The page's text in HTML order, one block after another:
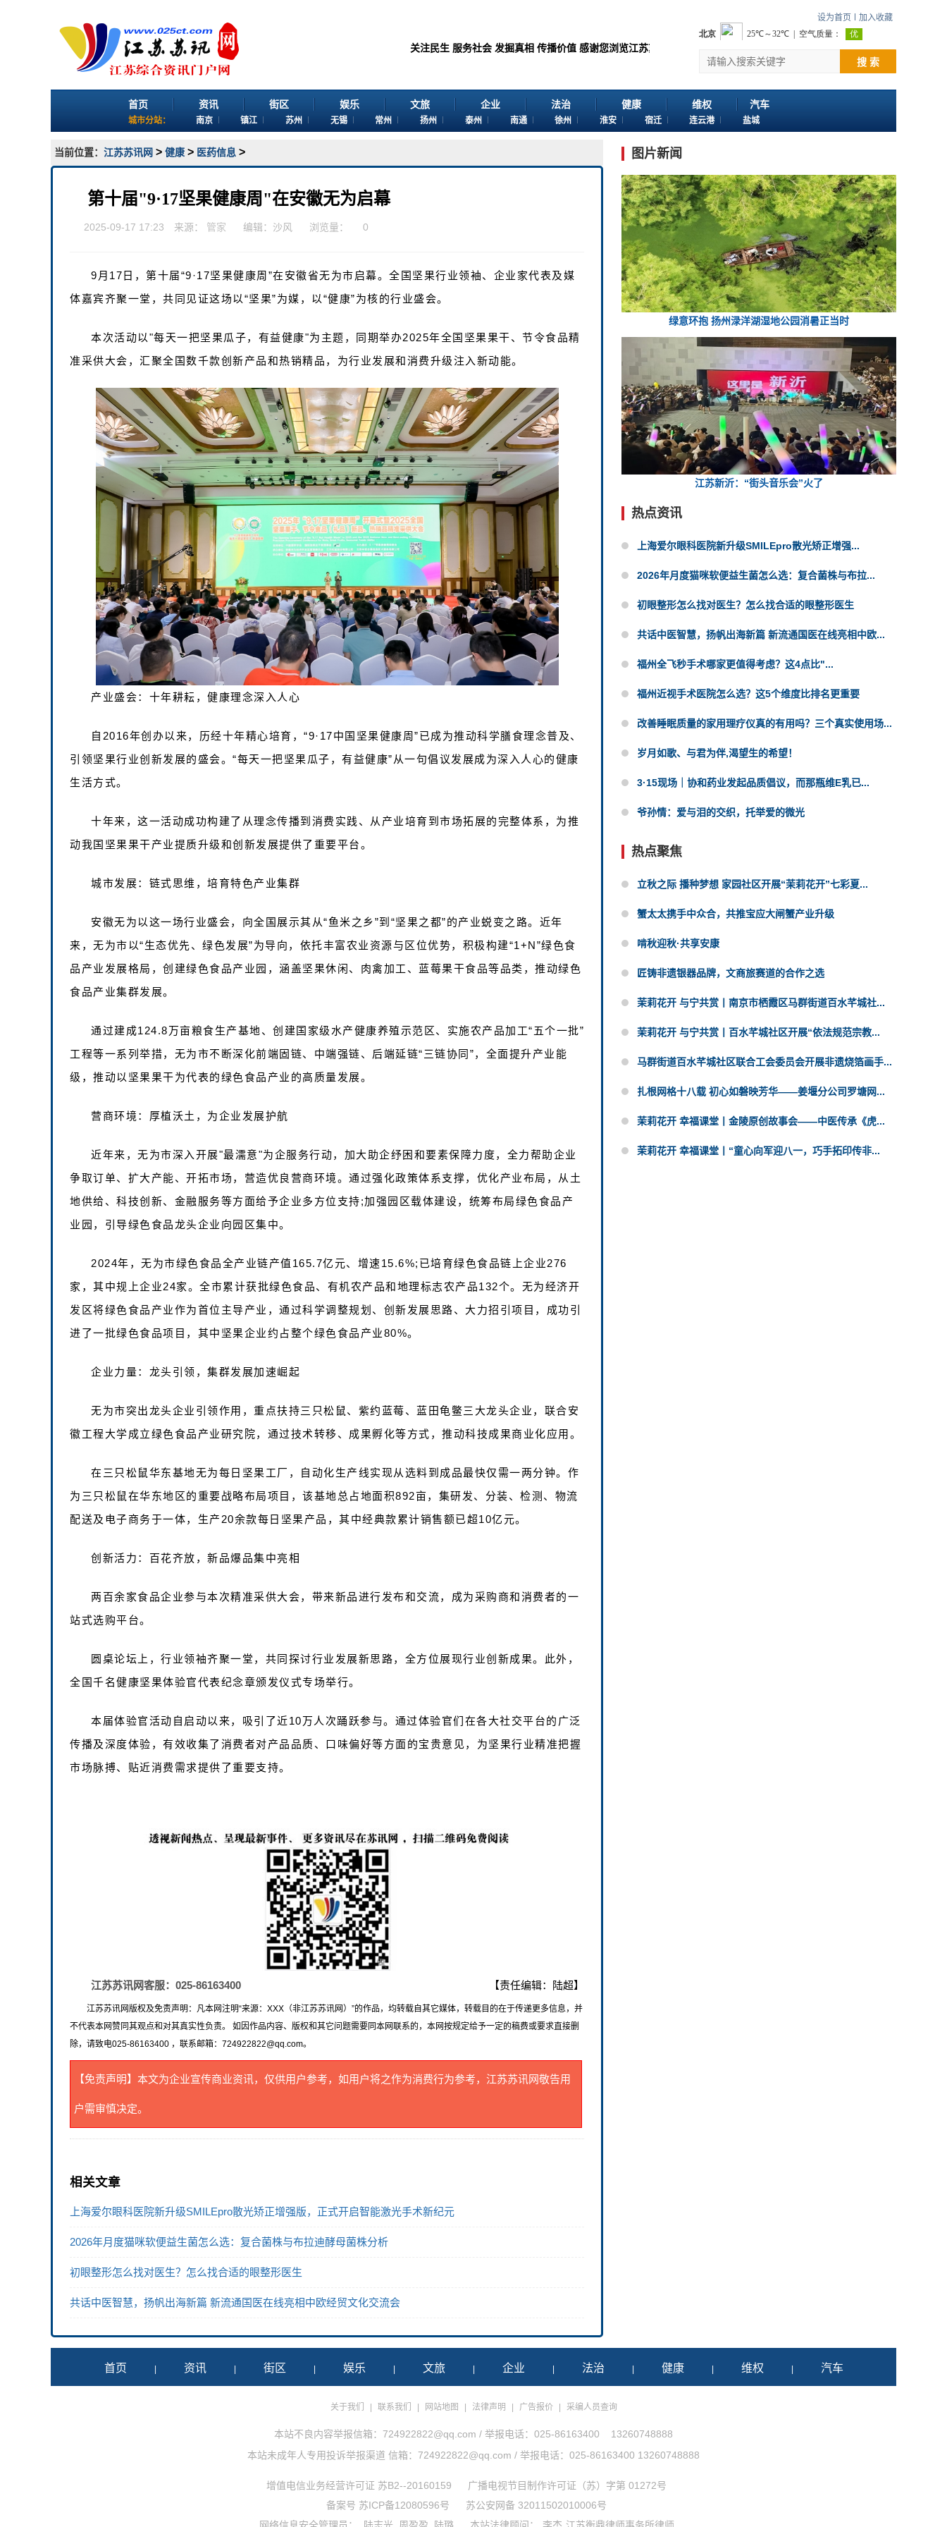
设为首页 加入收藏
关注民生 服务社会 发掘真相 传播价值 感谢您浏览江苏苏讯网。 欢迎投稿：邮箱724922822@qq.com 客服电话：025-
搜 索
首页 资讯 街区 娱乐 文旅 企业 法治 健康 维权 汽车
城市分站： 南京 镇江 苏州 无锡 常州 扬州 泰州 南通 徐州 淮安 宿迁 连云港 盐城
当前位置： 江苏苏讯网 > 健康 > 医药信息 >
第十届"9·17坚果健康周"在安徽无为启幕
2025-09-17 17:23 来源： 管家 编辑：沙风 浏览量： 0
9月17日，第十届“9·17坚果健康周”在安徽省无为市启幕。全国坚果行业领袖、企业家代表及媒
体嘉宾齐聚一堂，共同见证这场以“坚果”为媒，以“健康”为核的行业盛会。
本次活动以"每天一把坚果瓜子，有益健康"为主题，同期举办2025年全国坚果果干、节令食品精
准采供大会，汇聚全国数千款创新产品和热销精品，为行业发展和消费升级注入新动能。
产业盛会：十年耕耘，健康理念深入人心
自2016年创办以来，历经十年精心培育，“9·17中国坚果健康周”已成为推动科学膳食理念普及、
引领坚果行业创新发展的盛会。“每天一把坚果瓜子，有益健康”从一句倡议发展成为深入人心的健康
生活方式。
十年来，这一活动成功构建了从理念传播到消费实践、从产业培育到市场拓展的完整体系，为推
动我国坚果果干产业提质升级和创新发展提供了重要平台。
城市发展：链式思维，培育特色产业集群
安徽无为以这一场行业盛会，向全国展示其从“鱼米之乡”到“坚果之都”的产业蜕变之路。近年
来，无为市以“生态优先、绿色发展”为导向，依托丰富农业资源与区位优势，积极构建“1+N”绿色食
品产业发展格局，创建绿色食品产业园，涵盖坚果休闲、肉禽加工、蓝莓果干食品等品类，推动绿色
食品产业集群发展。
通过建成124.8万亩粮食生产基地、创建国家级水产健康养殖示范区、实施农产品加工“五个一批”
工程等一系列举措，无为市不断深化前端固链、中端强链、后端延链“三链协同”，全面提升产业能
级，推动以坚果果干为代表的绿色食品产业的高质量发展。
营商环境：厚植沃土，为企业发展护航
近年来，无为市深入开展"最濡意"为企服务行动，加大助企纾困和要素保障力度，全力帮助企业
争取订单、扩大产能、开拓市场，营造优良营商环境。通过强化政策体系支撑，优化产业布局，从土
地供给、科技创新、金融服务等方面给予企业多方位支持;加强园区载体建设，统筹布局绿色食品产
业园，引导绿色食品龙头企业向园区集中。
2024年，无为市绿色食品全产业链产值165.7亿元、增速15.6%;已培育绿色食品链上企业276
家，其中规上企业24家。全市累计获批绿色食品、有机农产品和地理标志农产品132个。无为经济开
发区将绿色食品产业作为首位主导产业，通过科学调整规划、创新发展思路、大力招引项目，成功引
进了一批绿色食品项目，其中坚果企业约占整个绿色食品产业80%。
企业力量：龙头引领，集群发展加速崛起
无为市突出龙头企业引领作用，重点扶持三只松鼠、紫约蓝莓、蓝田龟鳖三大龙头企业，联合安
徽工程大学成立绿色食品产业研究院，通过技术转移、成果孵化等方式，推动科技成果商业化应用。
在三只松鼠华东基地无为每日坚果工厂，自动化生产线实现从选料到成品最快仅需一两分钟。作
为三只松鼠在华东地区的重要战略布局项目，该基地总占地面积892亩，集研发、分装、检测、物流
配送及电子商务于一体，生产20余款每日坚果产品，其中经典款累计销售额已超10亿元。
创新活力：百花齐放，新品爆品集中亮相
两百余家食品企业参与本次精准采供大会，带来新品进行发布和交流，成为采购商和消费者的一
站式选购平台。
圆桌论坛上，行业领袖齐聚一堂，共同探讨行业发展新思路，全方位展现行业创新成果。此外，
全国千名健康坚果体验官代表纪念章颁发仪式专场举行。
本届体验官活动自启动以来，吸引了近10万人次踊跃参与。通过体验官们在各大社交平台的广泛
传播及深度体验，有效收集了消费者对产品品质、口味偏好等方面的宝贵意见，为坚果行业精准把握
市场脉搏、贴近消费需求提供了重要支持。
江苏苏讯网客服：025-86163400 【责任编辑：陆超】
江苏苏讯网版权及免责声明：凡本网注明“来源：XXX（非江苏苏讯网）”的作品，均转载自其它媒体，转载目的在于传递更多信息，并
不代表本网赞同其观点和对其真实性负责。 如因作品内容、版权和其它问题需要同本网联系的，本网按规定给予一定的稿费或要求直接删
除，请致电025-86163400 ，联系邮箱：724922822@qq.com。
【免责声明】本文为企业宣传商业资讯，仅供用户参考，如用户将之作为消费行为参考，江苏苏讯网敬告用
户需审慎决定。
相关文章
上海爱尔眼科医院新升级SMILEpro散光矫正增强版，正式开启智能激光手术新纪元
2026年月度猫咪软便益生菌怎么选：复合菌株与布拉迪酵母菌株分析
初眼整形怎么找对医生？怎么找合适的眼整形医生
共话中医智慧，扬帆出海新篇 新流通国医在线亮相中欧经贸文化交流会
图片新闻
绿意环抱 扬州渌洋湖湿地公园消暑正当时
江苏新沂：“街头音乐会”火了
热点资讯
上海爱尔眼科医院新升级SMILEpro散光矫正增强...
2026年月度猫咪软便益生菌怎么选：复合菌株与布拉...
初眼整形怎么找对医生？怎么找合适的眼整形医生
共话中医智慧，扬帆出海新篇 新流通国医在线亮相中欧...
福州全飞秒手术哪家更值得考虑？这4点比"...
福州近视手术医院怎么选？这5个维度比排名更重要
改善睡眠质量的家用理疗仪真的有用吗？三个真实使用场...
岁月如歌、与君为伴,渴望生的希望！
3·15现场｜协和药业发起品质倡议，而那瓶维E乳已...
爷孙情：爱与泪的交织，托举爱的微光
热点聚焦
立秋之际 播种梦想 家园社区开展“茉莉花开”七彩夏...
蟹太太携手中众合，共推宝应大闸蟹产业升级
啃秋迎秋·共享安康
匠铸非遗银器品牌，文商旅赛道的合作之选
茉莉花开 与宁共赏丨南京市栖霞区马群街道百水芊城社...
茉莉花开 与宁共赏丨百水芊城社区开展“依法规范宗教...
马群街道百水芊城社区联合工会委员会开展非遗烧箔画手...
扎根网格十八载 初心如磐映芳华——姜堰分公司罗塘网...
茉莉花开 幸福课堂丨金陵原创故事会——中医传承《虎...
茉莉花开 幸福课堂丨“童心向军迎八一，巧手拓印传非...
首页 资讯 街区 娱乐 文旅 企业 法治 健康 维权 汽车
关于我们 联系我们 网站地图 法律声明 广告报价 采编人员查询
本站不良内容举报信箱：724922822@qq.com / 举报电话：025-86163400 13260748888
本站未成年人专用投诉举报渠道 信箱：724922822@qq.com / 举报电话：025-86163400 13260748888
增值电信业务经营许可证 苏B2--20160159
广播电视节目制作许可证（苏）字第 01272号
备案号 苏ICP备12080596号
苏公安网备 32011502010006号